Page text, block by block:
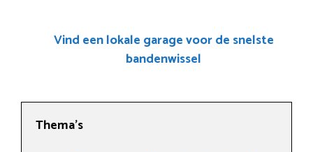
Vind een lokale garage voor de snelste
bandenwissel
Thema’s